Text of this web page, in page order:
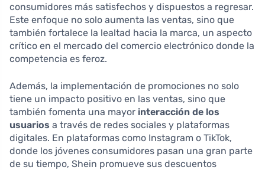
consumidores más satisfechos y dispuestos a regresar.
Este enfoque no solo aumenta las ventas, sino que
también fortalece la lealtad hacia la marca, un aspecto
crítico en el mercado del comercio electrónico donde la
competencia es feroz.
Además, la implementación de promociones no solo
tiene un impacto positivo en las ventas, sino que
también fomenta una mayor interacción de los
usuarios a través de redes sociales y plataformas
digitales. En plataformas como Instagram o TikTok,
donde los jóvenes consumidores pasan una gran parte
de su tiempo, Shein promueve sus descuentos